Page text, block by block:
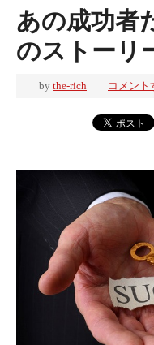
あの成功者
のストーリ
by the-rich コメント